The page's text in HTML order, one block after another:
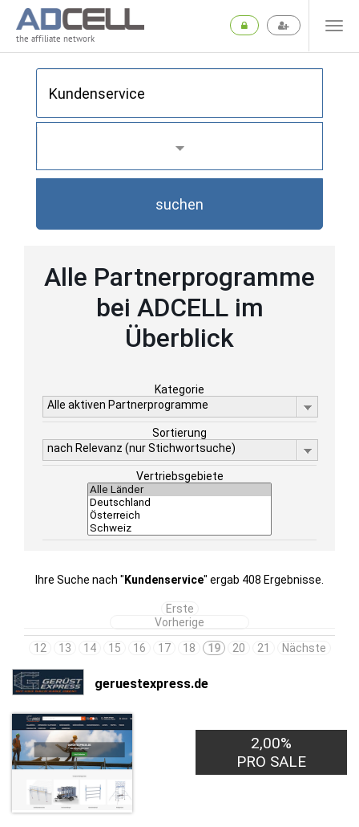
the affiliate network
suchen
Alle Partnerprogramme
bei ADCELL im
Überblick
Kategorie
Alle aktiven Partnerprogramme
Sortierung
nach Relevanz (nur Stichwortsuche)
Vertriebsgebiete
Ihre Suche nach " Kundenservice" ergab 408 Ergebnisse.
Erste
Vorherige
12
13 14 15 16 17 18 19 20 21 Nächste
geruestexpress.de
2,00%
PRO SALE